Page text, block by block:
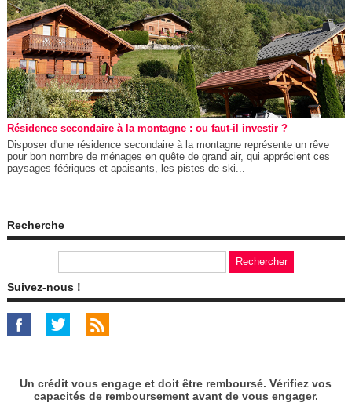
Résidence secondaire à la montagne : ou faut-il investir ?
Disposer d'une résidence secondaire à la montagne représente un rêve
pour bon nombre de ménages en quête de grand air, qui apprécient ces
paysages féériques et apaisants, les pistes de ski...
Recherche
Suivez-nous !
Un crédit vous engage et doit être remboursé. Vérifiez vos
capacités de remboursement avant de vous engager.